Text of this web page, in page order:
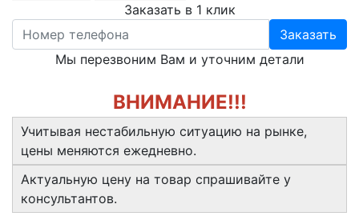
Заказать в 1 клик
Заказать
Мы перезвоним Вам и уточним детали
ВНИМАНИЕ!!!
Учитывая нестабильную ситуацию на рынке,
цены меняются ежедневно.
Актуальную цену на товар спрашивайте у
консультантов.